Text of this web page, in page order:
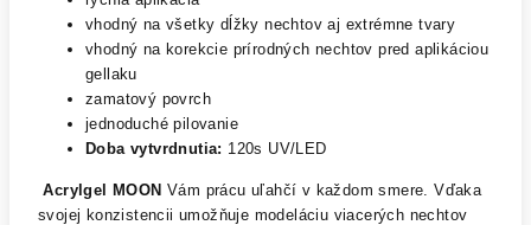
vhodný na všetky dĺžky nechtov aj extrémne tvary
vhodný na korekcie prírodných nechtov pred aplikáciou
gellaku
zamatový povrch
jednoduché pilovanie
Doba vytvrdnutia: 120s UV/LED
Acrylgel MOON Vám prácu uľahčí v každom smere. Vďaka
svojej konzistencii umožňuje modeláciu viacerých nechtov